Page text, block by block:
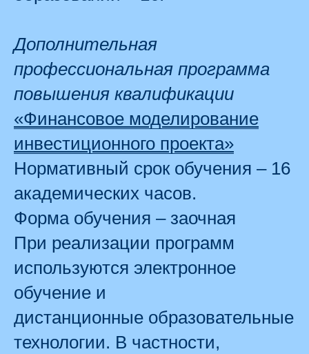
Дополнительная
профессиональная программа
повышения квалификации
«Финансовое моделирование
инвестиционного проекта»
Нормативный срок обучения – 16
академических часов.
Форма обучения – заочная
При реализации программ
используются электронное
обучение и
дистанционные образовательные
технологии. В частности,